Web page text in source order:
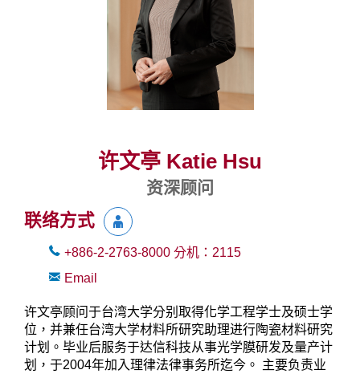
许文亭 Katie Hsu
资深顾问
联络方式
+886-2-2763-8000 分机： 2115
Email
许文亭顾问于台湾大学分别取得化学工程学士及硕士学
位，并兼任台湾大学材料所研究助理进行陶瓷材料研究
计划。毕业后服务于达信科技从事光学膜研发及量产计
划，于2004年加入理律法律事务所迄今。 主要负责业